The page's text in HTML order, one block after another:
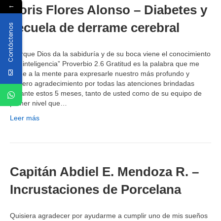
Doris Flores Alonso – Diabetes y
secuela de derrame cerebral
“Porque Dios da la sabiduría y de su boca viene el conocimiento
y la inteligencia” Proverbio 2.6 Gratitud es la palabra que me
viene a la mente para expresarle nuestro más profundo y
sincero agradecimiento por todas las atenciones brindadas
durante estos 5 meses, tanto de usted como de su equipo de
primer nivel que…
Leer más
Capitán Abdiel E. Mendoza R. –
Incrustaciones de Porcelana
Quisiera agradecer por ayudarme a cumplir uno de mis sueños
←
Contáctenos